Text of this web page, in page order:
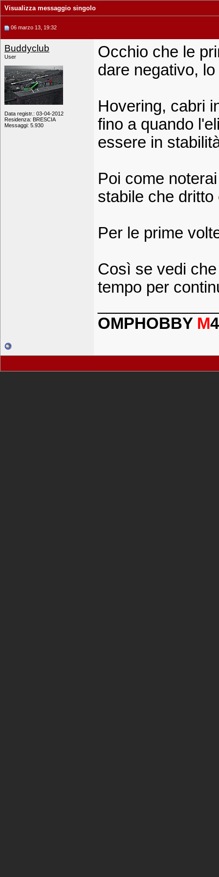
Visualizza messaggio singolo
06 marzo 13, 19:32
Buddyclub
User
Data registr.: 03-04-2012
Residenza: BRESCIA
Messaggi: 5.930
Occhio che le
dare negativo,
Hovering, cabri
fino a quando
essere in
Poi come
stabile che dritto
Per le prime
Così se vedi
tempo per
OMPHOBBY M